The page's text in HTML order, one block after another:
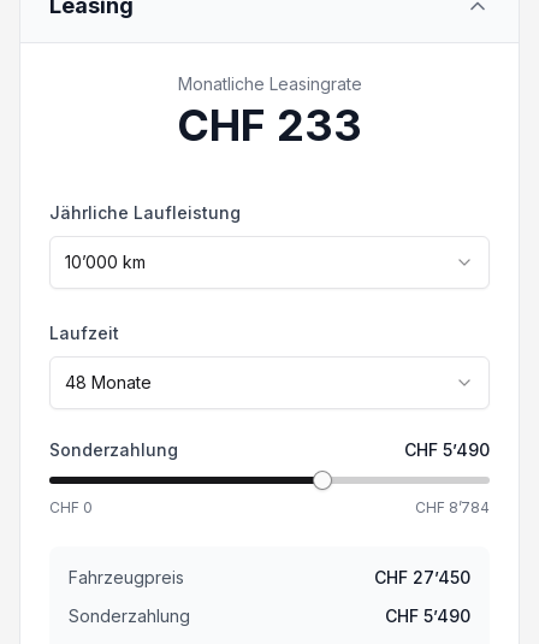
Touchscreen
Reifendruckkontrolle
Parksensor vorne und hinten
Ausstattung kann von der publizierten
Ausstattung abweichen. Irrtümer und
Zwischenverkauf vorbehalten.
Leasing
Monatliche Leasingrate
CHF 233
Jährliche Laufleistung
10’000 km
Laufzeit
48 Monate
Sonderzahlung CHF 5’490
CHF 0 CHF 8’784
Fahrzeugpreis CHF 27’450
Sonderzahlung
CHF 5’490